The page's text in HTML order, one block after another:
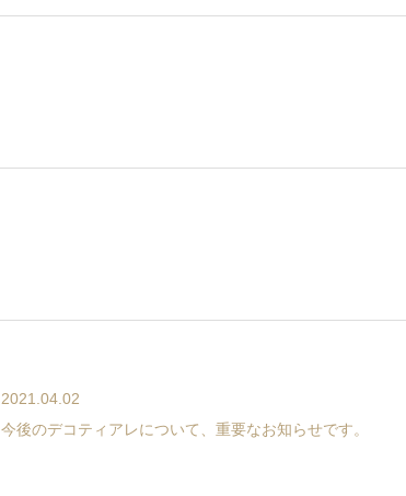
2021.04.02
今後のデコティアレについて、重要なお知らせです。